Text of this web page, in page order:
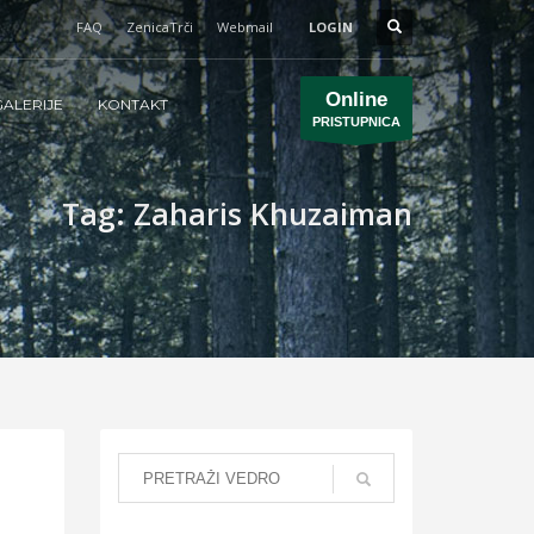
FAQ ZenicaTrči Webmail LOGIN
KONTAKT Online
PRISTUPNICA
Tag: Zaharis Khuzaiman